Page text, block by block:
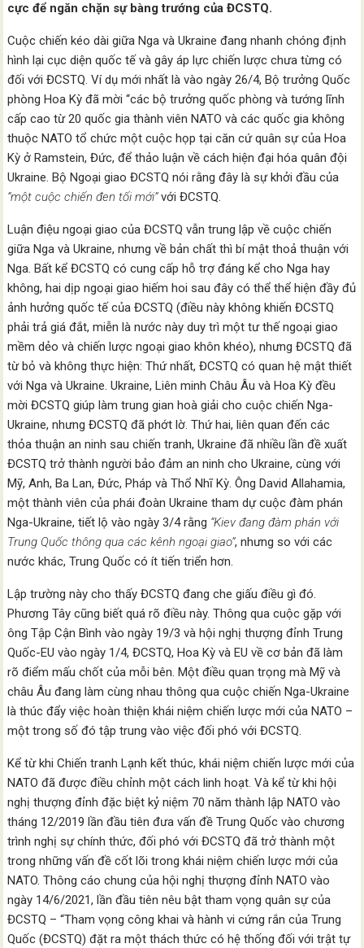
cực để ngăn chặn sự bàng trướng của ĐCSTQ.
Cuộc chiến kéo dài giữa Nga và Ukraine đang nhanh chóng định
hình lại cục diện quốc tế và gây áp lực chiến lược chưa từng có
đối với ĐCSTQ. Ví dụ mới nhất là vào ngày 26/4, Bộ trưởng Quốc
phòng Hoa Kỳ đã mời “các bộ trưởng quốc phòng và tướng lĩnh
cấp cao từ 20 quốc gia thành viên NATO và các quốc gia không
thuộc NATO tổ chức một cuộc họp tại căn cứ quân sự của Hoa
Kỳ ở Ramstein, Đức, để thảo luận về cách hiện đại hóa quân đội
Ukraine. Bộ Ngoại giao ĐCSTQ nói rằng đây là sự khởi đầu của
“một cuộc chiến đen tối mới”với ĐCSTQ.
Luận điệu ngoại giao của ĐCSTQ vẫn trung lập về cuộc chiến
giữa Nga và Ukraine, nhưng về bản chất thì bí mật thoả thuận với
Nga. Bất kể ĐCSTQ có cung cấp hỗ trợ đáng kể cho Nga hay
không, hai dịp ngoại giao hiếm hoi sau đây có thể thể hiện đầy đủ
ảnh hưởng quốc tế của ĐCSTQ (điều này không khiến ĐCSTQ
phải trả giá đắt, miễn là nước này duy trì một tư thế ngoại giao
mềm dẻo và chiến lược ngoại giao khôn khéo), nhưng ĐCSTQ đã
từ bỏ và không thực hiện: Thứ nhất, ĐCSTQ có quan hệ mật thiết
với Nga và Ukraine. Ukraine, Liên minh Châu Âu và Hoa Kỳ đều
mời ĐCSTQ giúp làm trung gian hoà giải cho cuộc chiến Nga-
Ukraine, nhưng ĐCSTQ đã phớt lờ. Thứ hai, liên quan đến các
thỏa thuận an ninh sau chiến tranh, Ukraine đã nhiều lần đề xuất
ĐCSTQ trở thành người bảo đảm an ninh cho Ukraine, cùng với
Mỹ, Anh, Ba Lan, Đức, Pháp và Thổ Nhĩ Kỳ. Ông David Allahamia,
một thành viên của phái đoàn Ukraine tham dự cuộc đàm phán
Nga-Ukraine, tiết lộ vào ngày 3/4 rằng “Kiev đang đàm phán với
Trung Quốc thông qua các kênh ngoại giao”, nhưng so với các
nước khác, Trung Quốc có ít tiến triển hơn.
Lập trường này cho thấy ĐCSTQ đang che giấu điều gì đó.
Phương Tây cũng biết quá rõ điều này. Thông qua cuộc gặp với
ông Tập Cận Bình vào ngày 19/3 và hội nghị thượng đỉnh Trung
Quốc-EU vào ngày 1/4, ĐCSTQ, Hoa Kỳ và EU về cơ bản đã làm
rõ điểm mấu chốt của mỗi bên. Một điều quan trọng mà Mỹ và
châu Âu đang làm cùng nhau thông qua cuộc chiến Nga-Ukraine
là thúc đẩy việc hoàn thiện khái niệm chiến lược mới của NATO –
một trong số đó tập trung vào việc đối phó với ĐCSTQ.
Kể từ khi Chiến tranh Lạnh kết thúc, khái niệm chiến lược mới của
NATO đã được điều chỉnh một cách linh hoạt. Và kể từ khi hội
nghị thượng đỉnh đặc biệt kỷ niệm 70 năm thành lập NATO vào
tháng 12/2019 lần đầu tiên đưa vấn đề Trung Quốc vào chương
trình nghị sự chính thức, đối phó với ĐCSTQ đã trở thành một
trong những vấn đề cốt lõi trong khái niệm chiến lược mới của
NATO. Thông cáo chung của hội nghị thượng đỉnh NATO vào
ngày 14/6/2021, lần đầu tiên nêu bật tham vọng quân sự của
ĐCSTQ – “Tham vọng công khai và hành vi cứng rắn của Trung
Quốc (ĐCSTQ) đặt ra một thách thức có hệ thống đối với trật tự